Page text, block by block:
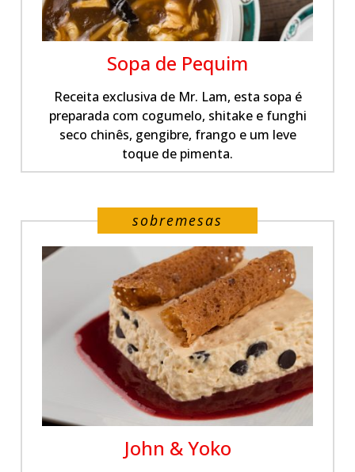
Sopa de Pequim
Receita exclusiva de Mr. Lam, esta sopa é
preparada com cogumelo, shitake e funghi
seco chinês, gengibre, frango e um leve
toque de pimenta.
sobremesas
John & Yoko